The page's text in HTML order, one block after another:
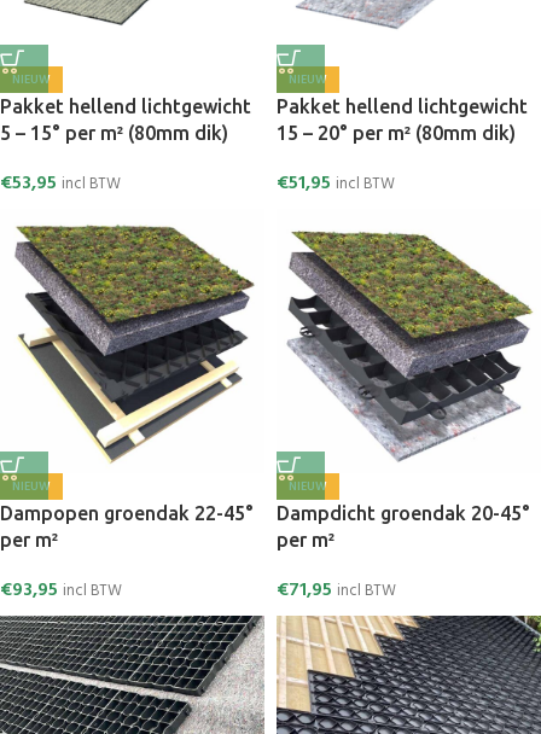
NIEUW
Pakket hellend lichtgewicht
5 – 15° per m² (80mm dik)
€53,95 incl BTW
NIEUW
Pakket hellend lichtgewicht
15 – 20° per m² (80mm dik)
€51,95 incl BTW
NIEUW
Dampopen groendak 22-45°
per m²
€93,95 incl BTW
NIEUW
Dampdicht groendak 20-45°
per m²
€71,95 incl BTW